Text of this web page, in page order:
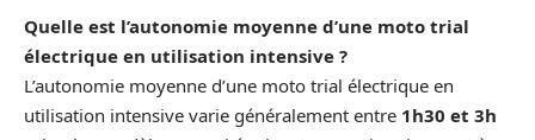
Quelle est l’autonomie moyenne d’une moto trial
électrique en utilisation intensive ?
L’autonomie moyenne d’une moto trial électrique en
utilisation intensive varie généralement entre 1h30 et 3h